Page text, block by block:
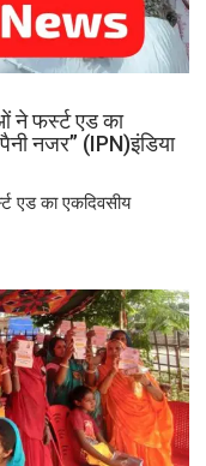
ने फर्स्ट एड का
नजर” (IPN)इंडिया
एड का एकदिवसीय